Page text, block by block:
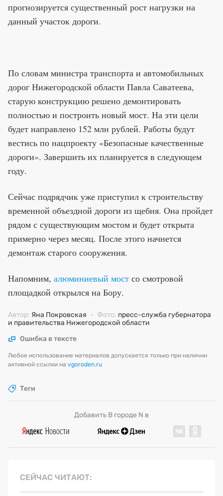
прогнозируется существенный рост нагрузки на
данный участок дороги.
По словам министра транспорта и автомобильных
дорог Нижегородской области Павла Саватеева,
старую конструкцию решено демонтировать
полностью и построить новый мост. На эти цели
будет направлено 152 млн рублей. Работы будут
вестись по нацпроекту «Безопасные качественные
дороги». Завершить их планируется в следующем
году.
Сейчас подрядчик уже приступил к строительству
временной объездной дороги из щебня. Она пройдет
рядом с существующим мостом и будет открыта
примерно через месяц. После этого начнется
демонтаж старого сооружения.
Напомним, алюминиевый мост со смотровой
площадкой открылся на Бору.
Автор: Яна Покровская · Фото: пресс-служба губернатора
и правительства Нижегородской области
Ошибка в тексте
Любое использование материалов допускается только при наличии
активной ссылки на vgoroden.ru
Теги
Добавить В городе N в
СЕЙЧАС ЧИТАЮТ